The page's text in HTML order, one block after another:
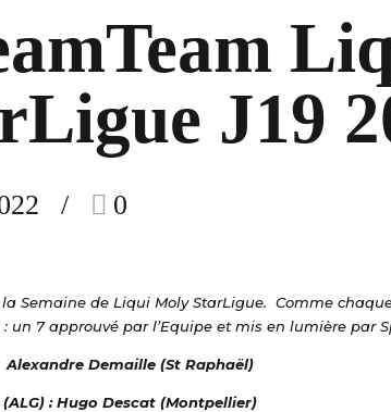
J19
0
Semaine de Liqui Moly StarLigue. Comme
un 7 approuvé par l’Equipe et mis en lumière par
Alexandre Demaille (St Raphaël)
: Hugo Descat (Montpellier)